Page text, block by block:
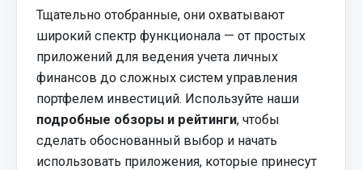
Тщательно отобранные, они охватывают
широкий спектр функционала — от простых
приложений для ведения учета личных
финансов до сложных систем управления
портфелем инвестиций. Используйте наши
подробные обзоры и рейтинги, чтобы
сделать обоснованный выбор и начать
использовать приложения, которые принесут